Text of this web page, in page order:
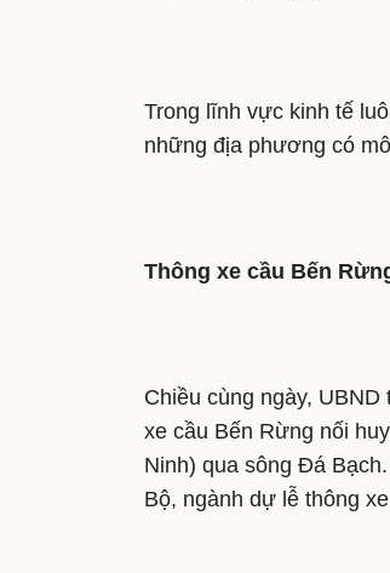
Trong lĩnh vực kinh tế
những địa phương có
Thông xe cầu Bến
Chiều cùng ngày,
xe cầu Bến Rừng nối
Ninh) qua sông Đá
Bộ, ngành dự lễ thông